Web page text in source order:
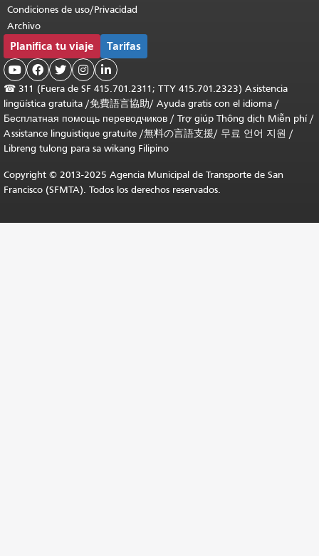
Condiciones de uso/Privacidad
Archivo
Planifica tu viaje Tarifas
    
☎ 311 (Fuera de SF 415.701.2311; TTY 415.701.2323) Asistencia
lingüística gratuita /免費語言協助/ Ayuda gratis con el idioma /
Бесплатная помощь переводчиков / Trợ giúp Thông dịch Miễn phí/
Assistance linguistique gratuite /無料の言語支援/ 무료 언어 지원 /
Libreng tulong para sa wikang Filipino
Copyright © 2013-2025 Agencia Municipal de Transporte de San
Francisco (SFMTA). Todos los derechos reservados.